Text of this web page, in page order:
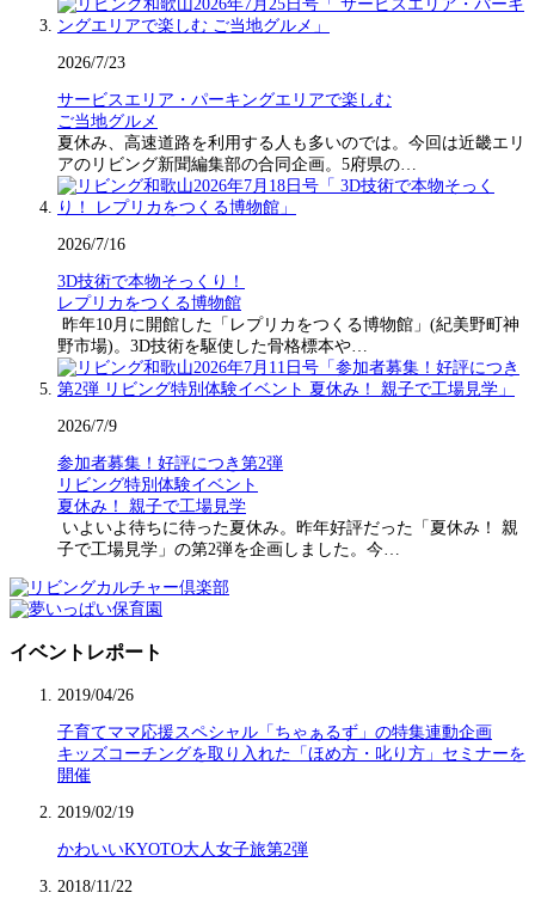
2026/7/23
サービスエリア・パーキングエリアで楽しむ
ご当地グルメ
夏休み、高速道路を利用する人も多いのでは。今回は近畿エリ
アのリビング新聞編集部の合同企画。5府県の…
2026/7/16
3D技術で本物そっくり！
レプリカをつくる博物館
昨年10月に開館した「レプリカをつくる博物館」(紀美野町神
野市場)。3D技術を駆使した骨格標本や…
2026/7/9
参加者募集！好評につき第2弾
リビング特別体験イベント
夏休み！ 親子で工場見学
いよいよ待ちに待った夏休み。昨年好評だった「夏休み！ 親
子で工場見学」の第2弾を企画しました。今…
イベントレポート
2019/04/26
子育てママ応援スペシャル「ちゃぁるず」の特集連動企画
キッズコーチングを取り入れた「ほめ方・叱り方」セミナーを
開催
2019/02/19
かわいいKYOTO大人女子旅第2弾
2018/11/22